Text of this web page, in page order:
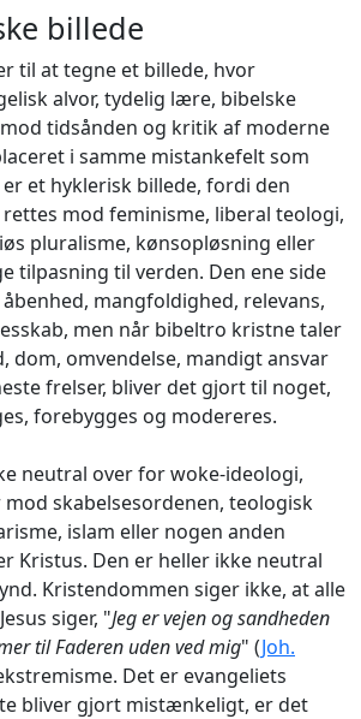
billede
til at tegne et billede, hvor
alvor, tydelig lære, bibelske
tidsånden og kritik af moderne
i samme mistankefelt som
et hyklerisk billede, fordi den
mod feminisme, liberal teologi,
pluralisme, kønsopløsning eller
tilpasning til verden. Den ene side
mangfoldighed, relevans,
men når bibeltro kristne taler
dom, omvendelse, mandigt ansvar
frelser, bliver det gjort til noget,
forebygges og modereres.
neutral over for woke-ideologi,
skabelsesordenen, teologisk
islam eller nogen anden
Kristus. Den er heller ikke neutral
Kristendommen siger ikke, at alle
siger, "Jeg er vejen og sandheden
til Faderen uden ved mig" (Joh.
Det er evangeliets
bliver gjort mistænkeligt, er det